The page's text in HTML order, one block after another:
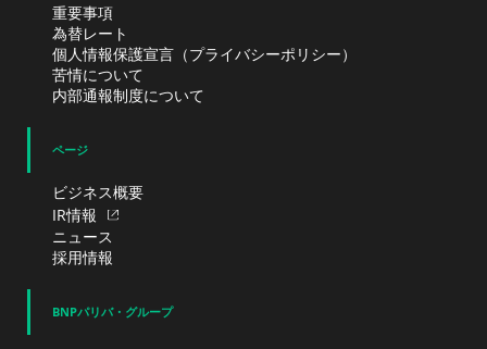
重要事項
為替レート
個人情報保護宣言（プライバシーポリシー）
苦情について
内部通報制度について
ページ
ビジネス概要
IR情報
ニュース
採用情報
BNPパリバ・グループ